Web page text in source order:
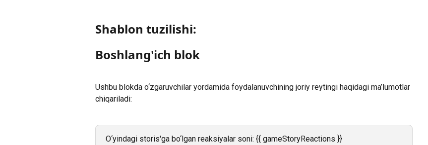
Shablon tuzilishi:
Boshlang'ich blok
Ushbu blokda o‘zgaruvchilar yordamida foydalanuvchining joriy reytingi haqidagi ma’lumotlar
chiqariladi:
O‘yindagi storis'ga bo‘lgan reaksiyalar soni: {{ gameStoryReactions }}